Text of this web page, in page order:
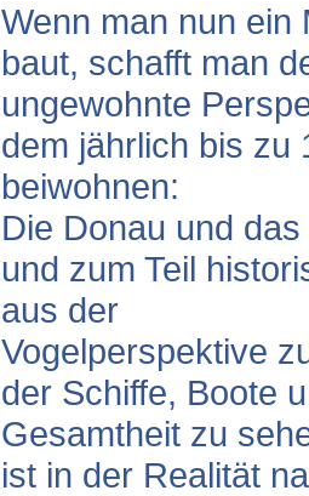
Wenn man nun ein
baut, schafft man
ungewohnte
dem jährlich bis zu
beiwohnen:
Die Donau und
und zum Teil
aus der
Vogelperspektive
der Schiffe, Boote
Gesamtheit zu
ist in der Realität